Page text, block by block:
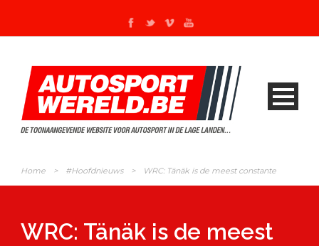
Home > #Hoofdnieuws > WRC: Tänäk is de meest constante
WRC: Tänäk is de meest